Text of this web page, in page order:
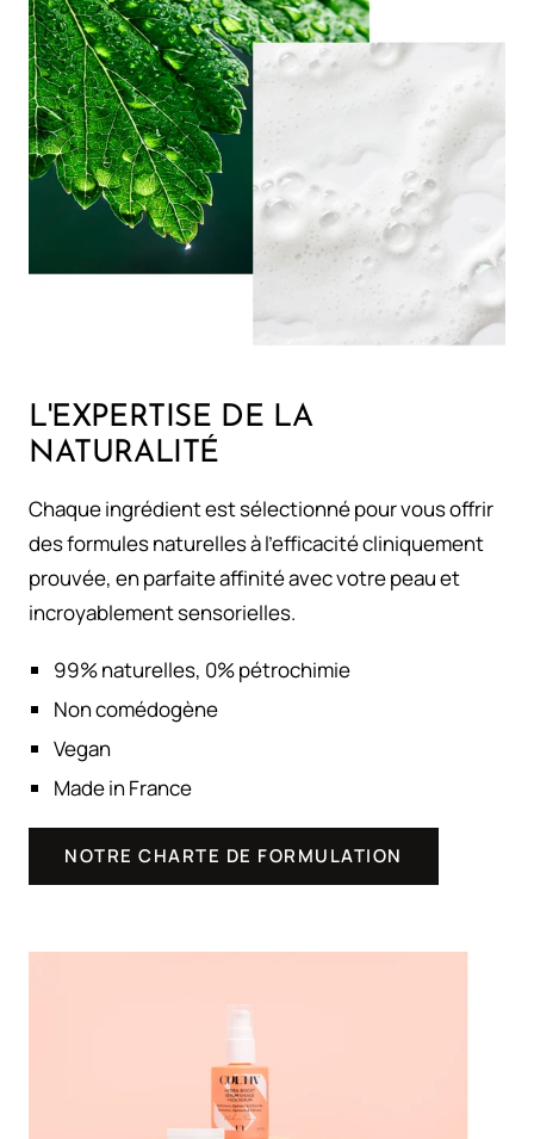
L'EXPERTISE DE LA
NATURALITÉ
Chaque ingrédient est sélectionné pour vous offrir
des formules naturelles à l'efficacité cliniquement
prouvée, en parfaite affinité avec votre peau et
incroyablement sensorielles.
99% naturelles, 0% pétrochimie
Non comédogène
Vegan
Made in France
NOTRE CHARTE DE FORMULATION